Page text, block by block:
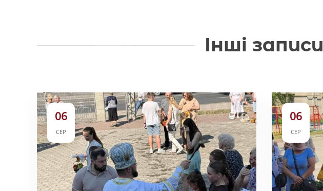
Інші записи
06
СЕР
06
СЕР